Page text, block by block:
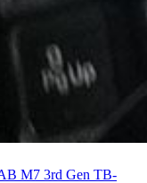
M7 3rd Gen TB-